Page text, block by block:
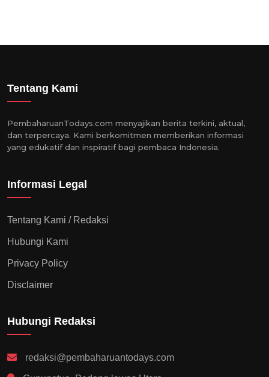
Tentang Kami
PembaharuanTodays.com menyajikan berita terkini, aktual,
dan terpercaya. Kami berkomitmen memberikan informasi
yang edukatif dan inspiratif bagi pembaca Indonesia.
Informasi Legal
Tentang Kami / Redaksi
Hubungi Kami
Privacy Policy
Disclaimer
Hubungi Redaksi
redaksi@pembaharuantodays.com